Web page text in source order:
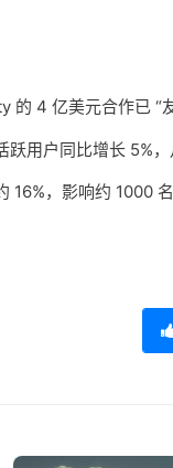
的 4 亿美元合作已 “
跃用户同比增长 5%
16%，影响约 1000